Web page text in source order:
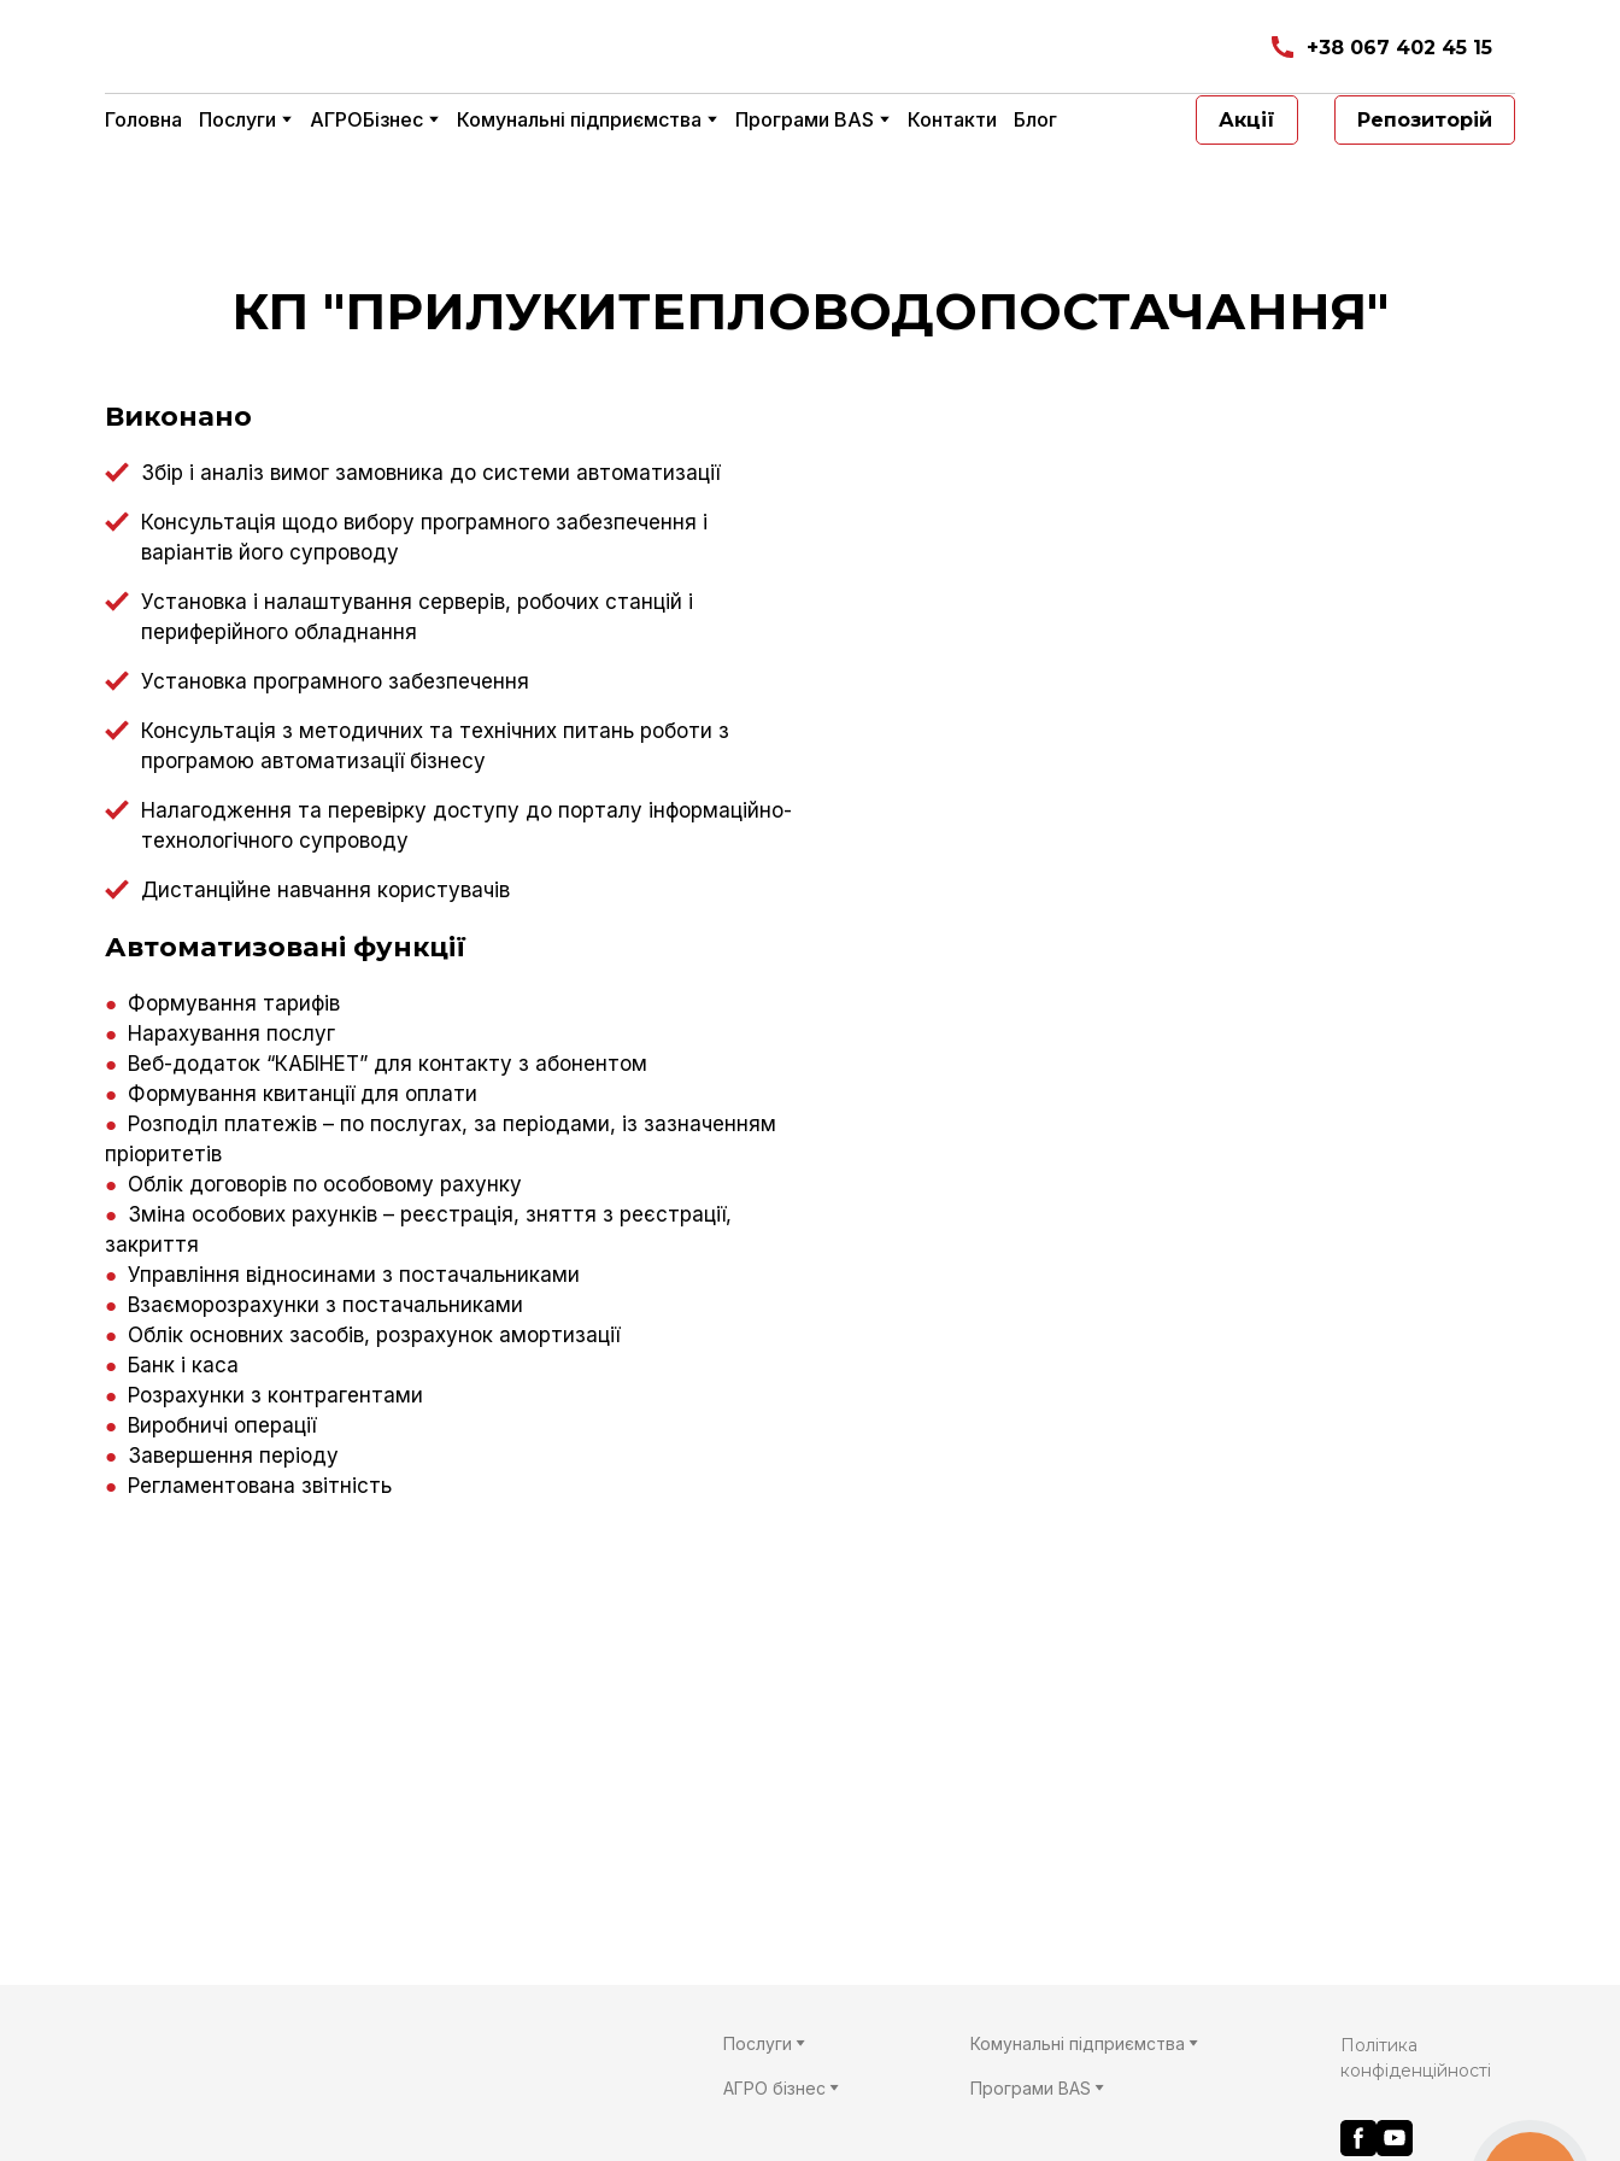
+38 067 402 45 15
Головна Послуги АГРОБізнес Комунальні підприємства Програми BAS Контакти Блог Акції Репозиторій
КП "ПРИЛУКИТЕПЛОВОДОПОСТАЧАННЯ"
Виконано
Збір i аналіз вимог замовника до системи автоматизації
Консультація щодо вибору програмного забезпечення i
вapiaнтів його супроводу
Установка і налаштування серверів, робочих станцій і
периферійного обладнання
Установка програмного забезпечення
Консультація з методичних та технічних питань роботи з
програмою автоматизації бізнесу
Налагодження та перевірку доступу до порталу інформаційно-
технологічного супроводу
Дистанційне навчання користувачів
Автоматизовані функції
● Формування тарифів
● Нарахування послуг
● Веб-додаток “КАБІНЕТ” для контакту з абонентом
● Формування квитанції для оплати
● Розподіл платежів – по послугах, за періодами, із зазначенням
пріоритетів
● Облік договорів по особовому рахунку
● Зміна особових рахунків – реєстрація, зняття з реєстрації,
закриття
● Управління відносинами з постачальниками
● Взаєморозрахунки з постачальниками
● Облік основних засобів, розрахунок амортизації
● Банк і каса
● Розрахунки з контрагентами
● Виробничі операції
● Завершення періоду
● Регламентована звітність
Послуги
АГРО бізнес
Комунальні підприємства
Програми BAS
Політика
конфіденційності